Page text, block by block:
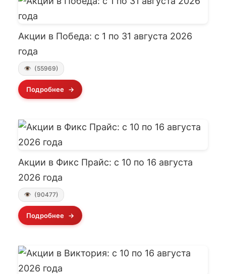
Акции в Победа: с 1 по 31 августа 2026
года
(55969)
Подробнее
Акции в Фикс Прайс: с 10 по 16 августа
2026 года
(90477)
Подробнее